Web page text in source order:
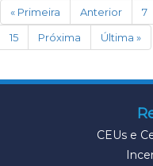
« Primeira Anterior 7
15
Próxima Última »
CEUs e